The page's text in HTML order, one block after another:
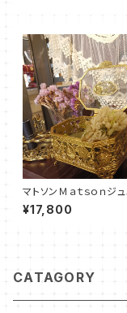
マトソンＭａｔｓｏｎジ
ックス（MT0024）
¥17,800
CATAGORY